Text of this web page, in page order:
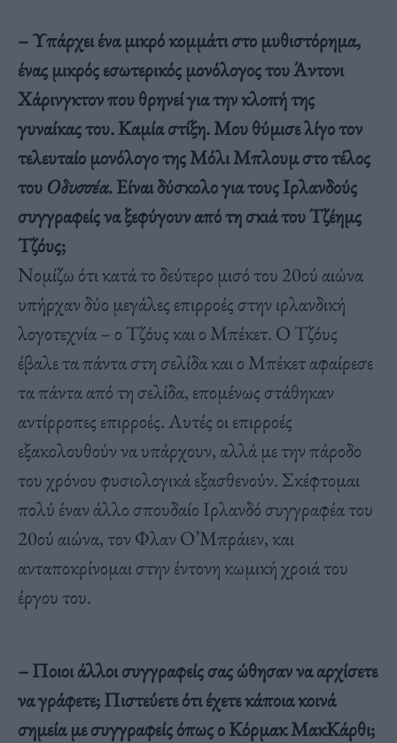
– Υπάρχει ένα μικρό κομμάτι στο μυθιστόρημα,
ένας μικρός εσωτερικός μονόλογος του Άντονι
Χάρινγκτον που θρηνεί για την κλοπή της
γυναίκας του. Καμία στίξη. Μου θύμισε λίγο τον
τελευταίο μονόλογο της Μόλι Μπλουμ στο τέλος
του Οδυσσέα. Είναι δύσκολο για τους Ιρλανδούς
συγγραφείς να ξεφύγουν από τη σκιά του Τζέημς
Τζόυς;
Νομίζω ότι κατά το δεύτερο μισό του 20ού αιώνα
υπήρχαν δύο μεγάλες επιρροές στην ιρλανδική
λογοτεχνία – ο Τζόυς και ο Μπέκετ. Ο Τζόυς
έβαλε τα πάντα στη σελίδα και ο Μπέκετ αφαίρεσε
τα πάντα από τη σελίδα, επομένως στάθηκαν
αντίρροπες επιρροές. Αυτές οι επιρροές
εξακολουθούν να υπάρχουν, αλλά με την πάροδο
του χρόνου φυσιολογικά εξασθενούν. Σκέφτομαι
πολύ έναν άλλο σπουδαίο Ιρλανδό συγγραφέα του
20ού αιώνα, τον Φλαν Ο’Μπράιεν, και
ανταποκρίνομαι στην έντονη κωμική χροιά του
έργου του.
– Ποιοι άλλοι συγγραφείς σας ώθησαν να αρχίσετε
να γράφετε; Πιστεύετε ότι έχετε κάποια κοινά
σημεία με συγγραφείς όπως ο Κόρμακ ΜακΚάρθι;